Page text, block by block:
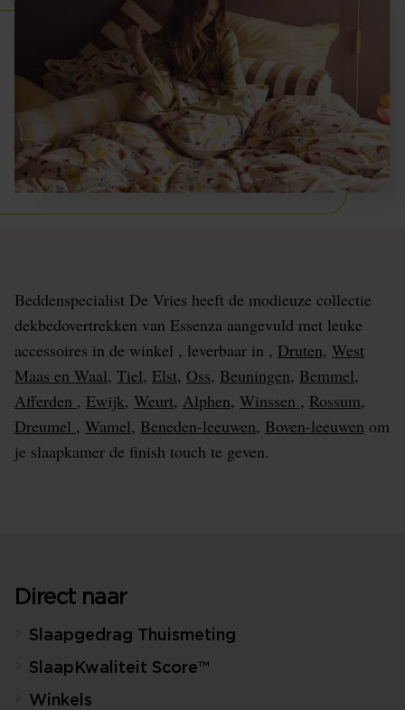
Beddenspecialist De Vries heeft de modieuze collectie
dekbedovertrekken van Essenza aangevuld met leuke
accessoires in de winkel , leverbaar in , Druten, West
Maas en Waal, Tiel, Elst, Oss, Beuningen, Bemmel,
Afferden , Ewijk, Weurt, Alphen, Winssen , Rossum,
Dreumel , Wamel, Beneden-leeuwen, Boven-leeuwen om
je slaapkamer de finish touch te geven.
Direct naar
Slaapgedrag Thuismeting
SlaapKwaliteit Score™
Winkels